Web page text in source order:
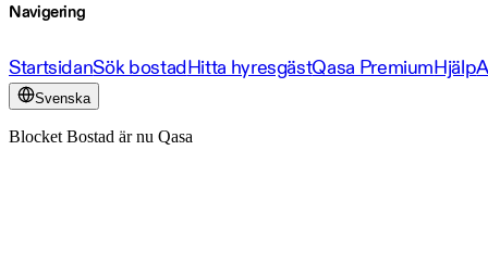
Navigering
StartsidanSök bostadHitta hyresgästQasa PremiumHjälp
Svenska
Blocket Bostad är nu Qasa